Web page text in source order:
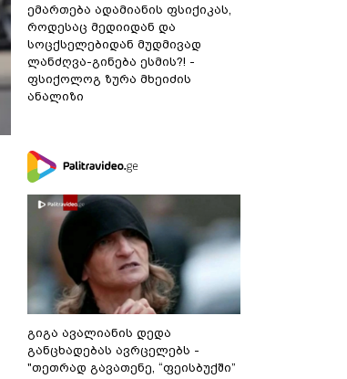
ემართება ადამიანის ფსიქიკას,
როდესაც მედიიდან და
სოცქსელებიდან მუდმივად
ლანძღვა-გინება ესმის?! -
ფსიქოლოგ ზურა მხეიძის
ანალიზი
გიგა ავალიანის დედა
განცხადებას ავრცელებს -
"თეთრად გავათენე, “ფეისბუქში”